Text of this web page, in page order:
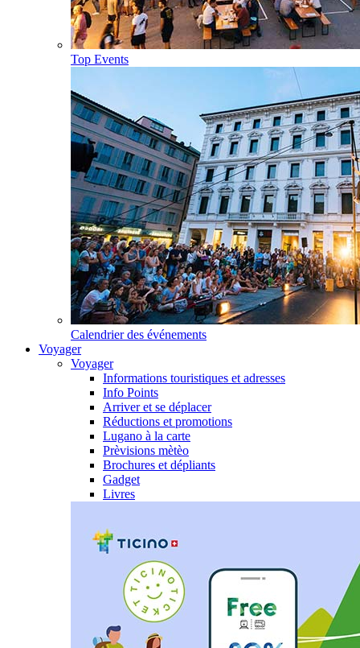
Top Events
Calendrier des événements
Voyager
Voyager
Informations touristiques et adresses
Info Points
Arriver et se déplacer
Réductions et promotions
Lugano à la carte
Prèvisions mètèo
Brochures et dépliants
Gadget
Livres